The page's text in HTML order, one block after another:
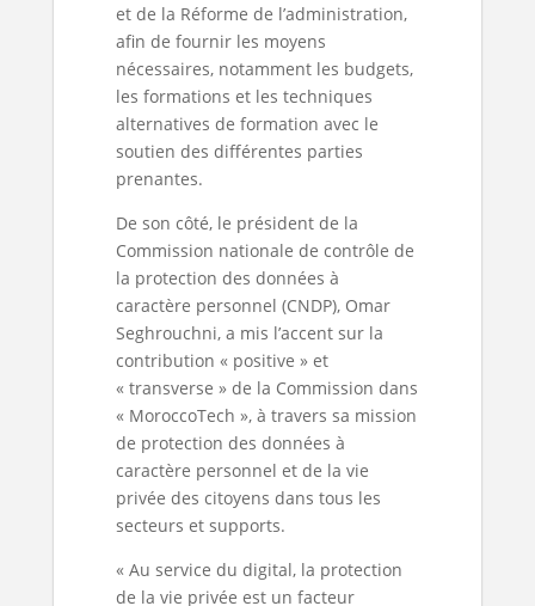
et de la Réforme de l’administration,
afin de fournir les moyens
nécessaires, notamment les budgets,
les formations et les techniques
alternatives de formation avec le
soutien des différentes parties
prenantes.
De son côté, le président de la
Commission nationale de contrôle de
la protection des données à
caractère personnel (CNDP), Omar
Seghrouchni, a mis l’accent sur la
contribution « positive » et
« transverse » de la Commission dans
« MoroccoTech », à travers sa mission
de protection des données à
caractère personnel et de la vie
privée des citoyens dans tous les
secteurs et supports.
« Au service du digital, la protection
de la vie privée est un facteur